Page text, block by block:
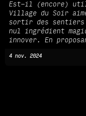
Est-il (encore)
Village du Soir
sortir des sentiers
nul ingrédient
innover. En
4 nov. 2024